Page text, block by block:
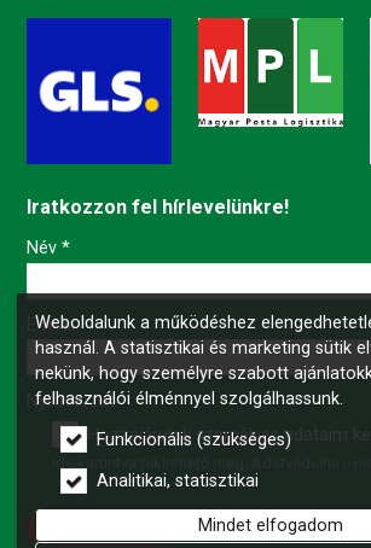
Iratkozzon fel hírlevelünkre!
-
-
-
Név *
E-mail*
Nyilatkozat*
Hozzájárulok személyes adataim
Weboldalunk a működéshez
használ. A statisztikai és marketing sütik
nekünk, hogy személyre szabott
felhasználói élménnyel szolgálhassunk.
Funkcionális (szükséges)
Analitikai, statisztikai
Mindet elfogadom